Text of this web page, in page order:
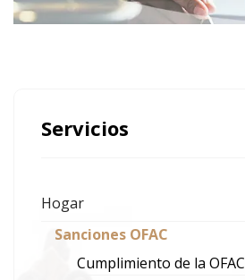
Servicios
Hogar
Sanciones OFAC
Cumplimiento de la OFAC